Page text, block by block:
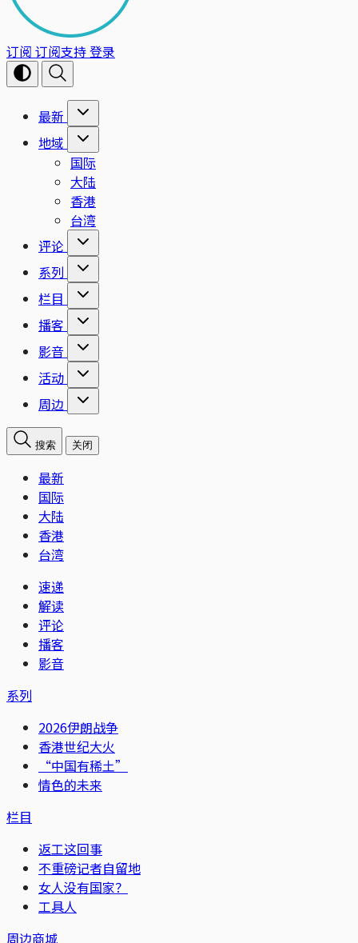
订阅 订阅支持登录
最新
地域
国际
大陆
香港
台湾
评论
系列
栏目
播客
影音
活动
周边
搜索 关闭
最新
国际
大陆
香港
台湾
速递
解读
评论
播客
影音
系列
2026伊朗战争
香港世纪大火
“中国有稀土”
情色的未来
栏目
返工这回事
不重磅记者自留地
女人没有国家？
工具人
周边商城